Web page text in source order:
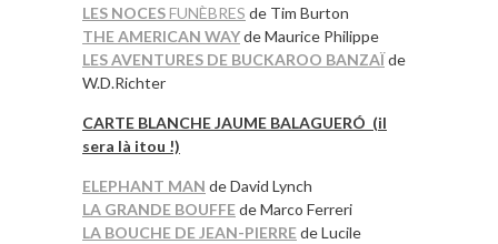
LES NOCESFUNÈBRES de Tim Burton
THE AMERICAN WAYde Maurice Philippe
LES AVENTURES DE BUCKAROO BANZAÏde
W.D.Richter
CARTE BLANCHE JAUME BALAGUERÓ (il
sera là itou !)
ELEPHANT MAN de David Lynch
LA GRANDE BOUFFEde Marco Ferreri
LA BOUCHE DE JEAN-PIERREde Lucile